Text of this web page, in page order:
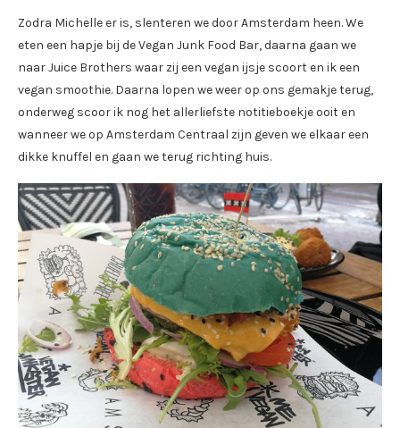
Zodra Michelle er is, slenteren we door Amsterdam heen. We
eten een hapje bij de Vegan Junk Food Bar, daarna gaan we
naar Juice Brothers waar zij een vegan ijsje scoort en ik een
vegan smoothie. Daarna lopen we weer op ons gemakje terug,
onderweg scoor ik nog het allerliefste notitieboekje ooit en
wanneer we op Amsterdam Centraal zijn geven we elkaar een
dikke knuffel en gaan we terug richting huis.